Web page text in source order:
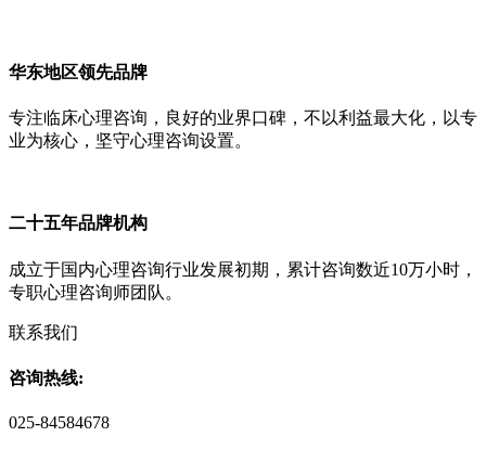
华东地区领先品牌
专注临床心理咨询，良好的业界口碑，不以利益最大化，以专
业为核心，坚守心理咨询设置。
二十五年品牌机构
成立于国内心理咨询行业发展初期，累计咨询数近10万小时，
专职心理咨询师团队。
联系我们
咨询热线:
025-84584678